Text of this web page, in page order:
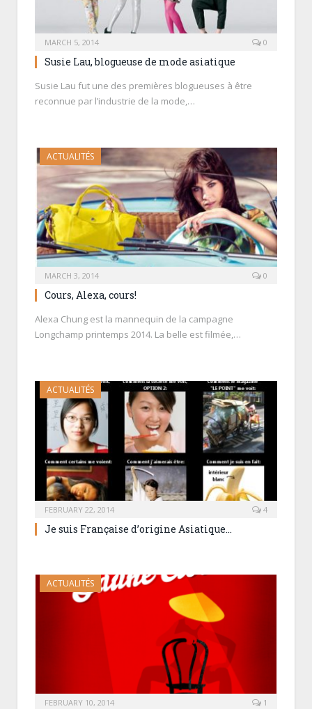
MARCH 5, 2014 0
Susie Lau, blogueuse de mode asiatique
Susie Lau fut une des premières blogueuses à être
reconnue par l’industrie de la mode,…
ACTUALITÉS
MARCH 3, 2014 0
Cours, Alexa, cours!
Alexa Chung est la mannequin de la campagne
Longchamp printemps 2014. La belle est filmée,…
ACTUALITÉS
FEBRUARY 22, 2014 4
Je suis Française d’origine Asiatique…
ACTUALITÉS
FEBRUARY 10, 2014 1